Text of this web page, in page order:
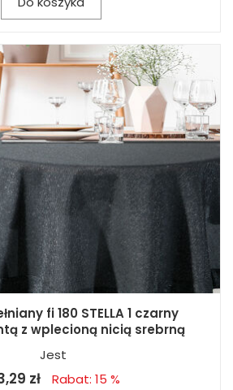
fi 180 STELLA 1 czarny
z wplecioną nicią srebrną
Jest
zł Rabat: 15 %